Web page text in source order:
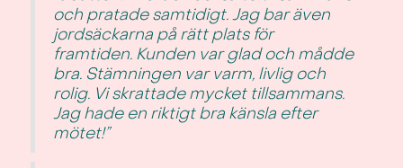
och pratade samtidigt. Jag bar även
jordsäckarna på rätt plats för
framtiden. Kunden var glad och mådde
bra. Stämningen var varm, livlig och
rolig. Vi skrattade mycket tillsammans.
Jag hade en riktigt bra känsla efter
mötet!”